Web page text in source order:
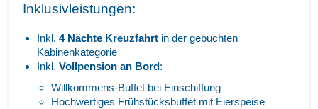
Inklusivleistungen:
Inkl. 4 Nächte Kreuzfahrt in der gebuchten
Kabinenkategorie
Inkl. Vollpension an Bord:
Willkommens-Buffet bei Einschiffung
Hochwertiges Frühstücksbuffet mit Eierspeise